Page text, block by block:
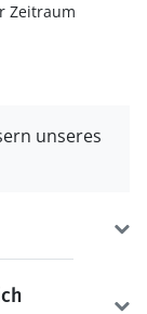
Zeitraum
unseres